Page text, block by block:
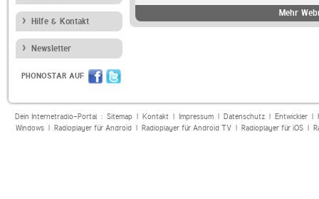
Hilfe & Kontakt
Newsletter
PHONOSTAR AUF
Mehr
Dein Internetradio-Portal : Sitemap| Kontakt| Impressum| Datenschutz| Entwickler|
Windows| Radioplayer für Android| Radioplayer für Android TV| Radioplayer für iOS|